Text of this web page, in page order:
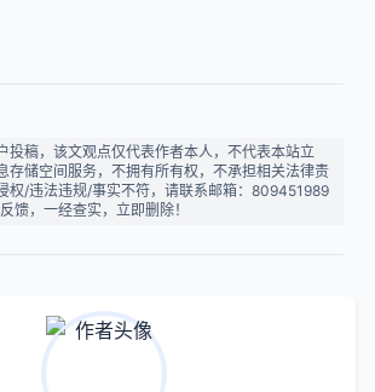
投稿，该文观点仅代表作者本人，不代表本站立
存储空间服务，不拥有所有权，不承担相关法律责
权/违法违规/事实不符，请联系邮箱：809451989
馈，一经查实，立即删除！